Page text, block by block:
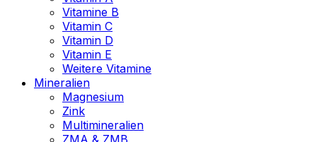
Vitamine B
Vitamin C
Vitamin D
Vitamin E
Weitere Vitamine
Mineralien
Magnesium
Zink
Multimineralien
ZMA & ZMB